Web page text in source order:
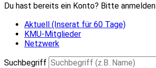
Du hast bereits ein Konto? Bitte anmelden
Aktuell (Inserat für 60 Tage)
KMU-Mitglieder
Netzwerk
Suchbegriff